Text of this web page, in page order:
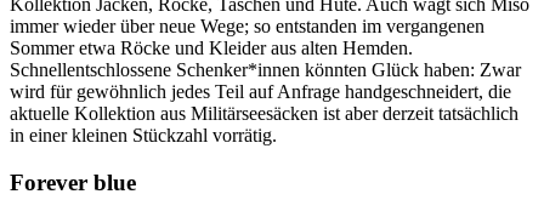
immer wieder über neue Wege; so entstanden im vergangenen
Sommer etwa Röcke und Kleider aus alten Hemden.
Schnellentschlossene Schenker*innen könnten Glück haben: Zwar
wird für gewöhnlich jedes Teil auf Anfrage handgeschneidert, die
aktuelle Kollektion aus Militärseesäcken ist aber derzeit tatsächlich
in einer kleinen Stückzahl vorrätig.
Forever blue